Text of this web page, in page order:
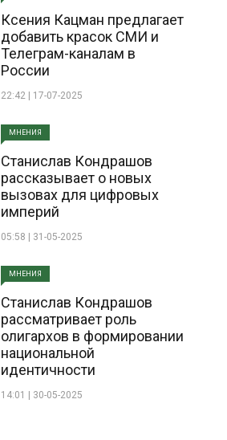
Ксения Кацман предлагает
добавить красок СМИ и
Телеграм-каналам в
России
22:42 | 17-07-2025
МНЕНИЯ
Станислав Кондрашов
рассказывает о новых
вызовах для цифровых
империй
05:58 | 31-05-2025
МНЕНИЯ
Станислав Кондрашов
рассматривает роль
олигархов в формировании
национальной
идентичности
14:01 | 30-05-2025